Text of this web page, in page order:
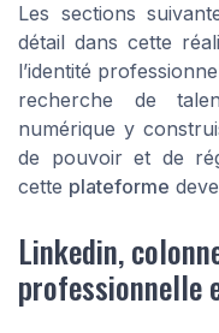
Les sections
détail dans cette
l’identité
recherche de
numérique y
de pouvoir et de
cette plateforme
Linkedin,
professionnelle